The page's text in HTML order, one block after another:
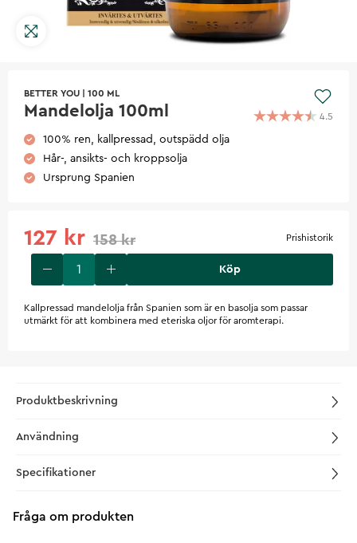
BETTER YOU 100 ML
Mandelolja 100ml 4.5
100% ren, kallpressad, outspädd olja
Hår-, ansikts- och kroppsolja
Ursprung Spanien
127 kr 158 kr Prishistorik
Köp
Kallpressad mandelolja från Spanien som är en basolja som passar
utmärkt för att kombinera med eteriska oljor för aromterapi.
Produktbeskrivning
Användning
Specifikationer
Fråga om produkten